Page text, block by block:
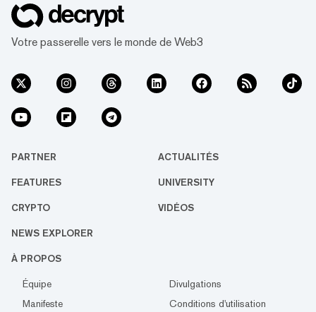
Votre passerelle vers le monde de Web3
PARTNER ACTUALITÉS
FEATURES UNIVERSITY
CRYPTO VIDÉOS
NEWS EXPLORER
À PROPOS
Équipe
Divulgations
Manifeste
Conditions d'utilisation